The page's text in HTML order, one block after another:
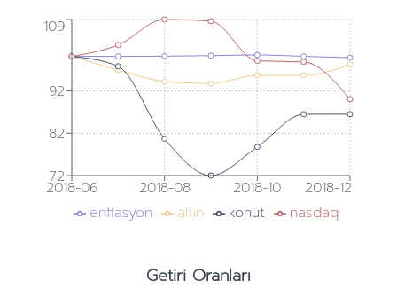
2018-06 2018-08 2018-10 2018-12
72
82
92
109
enflasyon altın konut nasdaq
Getiri Oranları